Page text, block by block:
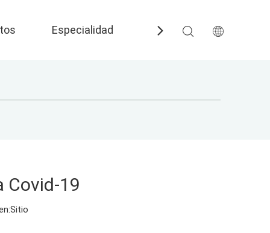
Especialidad Preguntas más
Covid-19
Sitio